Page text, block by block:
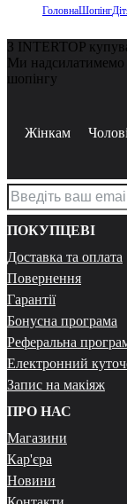
ГоловнаШопінг
З INTERTOP
Ми надсилатимемо
шопінгу
Жінкам
ПОКУПЦЕВІ
Доставка та оплата
Повернення
Гарантії
Бонусна програма
Реферальна
Електронний
Запис на макіяж
ПРО НАС
Магазини
Кар'єра
Новини